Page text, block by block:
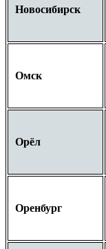
Новосибирск
Омск
Орёл
Оренбург